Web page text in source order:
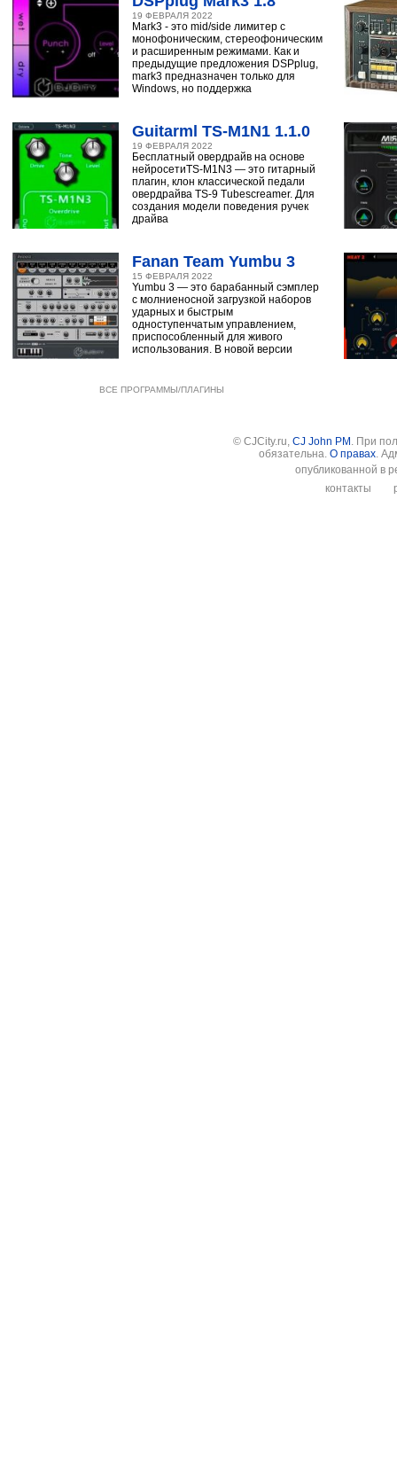
19 ФЕВРАЛЯ 2022
Mark3 - это mid/side лимитер с
монофоническим, стереофоническим
и расширенным режимами. Как и
предыдущие предложения DSPplug,
mark3 предназначен только для
Windows, но поддержка
Guitarml TS-M1N1 1.1.0
19 ФЕВРАЛЯ 2022
Бесплатный овердрайв на основе
нейросетиTS-M1N3 — это гитарный
плагин, клон классической педали
овердрайва TS-9 Tubescreamer. Для
создания модели поведения ручек
драйва
Fanan Team Yumbu 3
15 ФЕВРАЛЯ 2022
Yumbu 3 — это барабанный сэмплер
с молниеносной загрузкой наборов
ударных и быстрым
одноступенчатым управлением,
приспособленный для живого
использования. В новой версии
ВСЕ ПРОГРАММЫ/ПЛАГИНЫ
© CJCity.ru, CJ John PM . При
обязательна. О правах.
опубликованной в
контакты